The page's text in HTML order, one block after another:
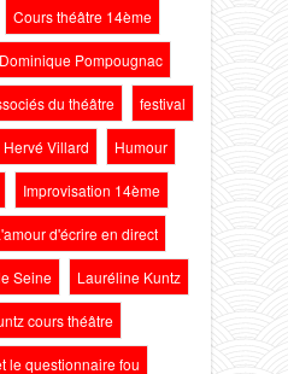
Cours théâtre 14ème
Dominique Pompougnac
du théâtre festival
Hervé Villard Humour
Improvisation 14ème
d'écrire en direct
Seine Lauréline Kuntz
cours théâtre
le questionnaire fou